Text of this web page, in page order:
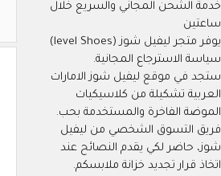
خدمة الشحن المجاني والسريع خلال
ساعتين
يوفر متجر ليفيل شوز (level Shoes)
سياسة الاسترجاع المجانية.
ستجد في موقع ليفيل شوز الامارات
العربية تشكيلة من كلاسيكيات
الموضة الفاخرة والمستخدمة بحب.
فريق التسوق الشخصي من ليفيل
شوز، حاضر لكي يقدم النصائح عند
اتخاذ قرار تجديد خزانة ملابسكم.